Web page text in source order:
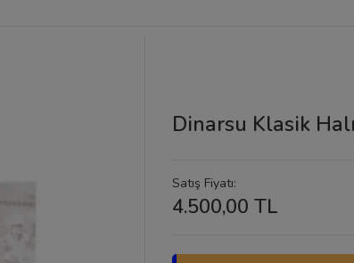
Dinarsu Klasik
Satış Fiyatı:
4.500,00 TL